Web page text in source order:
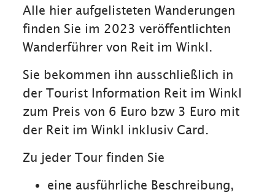
Alle hier aufgelisteten Wanderungen
finden Sie im 2023 veröffentlichten
Wanderführer von Reit im Winkl.
Sie bekommen ihn ausschließlich in
der Tourist Information Reit im Winkl
zum Preis von 6 Euro bzw 3 Euro mit
der Reit im Winkl inklusiv Card.
Zu jeder Tour finden Sie
eine ausführliche Beschreibung,